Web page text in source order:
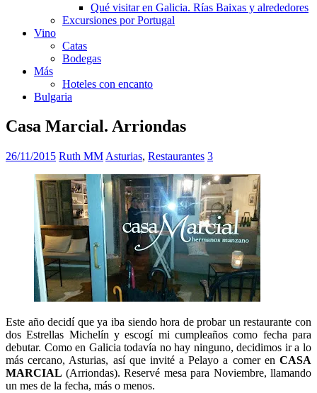
Qué visitar en Galicia. Rías Baixas y alrededores
Excursiones por Portugal
Vino
Catas
Bodegas
Más
Hoteles con encanto
Bulgaria
Casa Marcial. Arriondas
26/11/2015 Ruth MM Asturias, Restaurantes 3
Este año decidí que ya iba siendo hora de probar un restaurante con
dos Estrellas Michelín y escogí mi cumpleaños como fecha para
debutar. Como en Galicia todavía no hay ninguno, decidimos ir a lo
más cercano, Asturias, así que invité a Pelayo a comer en CASA
MARCIAL (Arriondas). Reservé mesa para Noviembre, llamando
un mes de la fecha, más o menos.